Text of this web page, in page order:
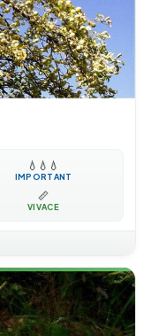
💧 💧 💧
IMPORTANT
📏
VIVACE